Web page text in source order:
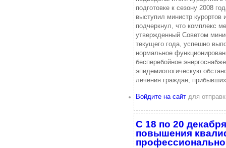
подготовке к сезону 2008
выступил министр
подчеркнул, что комплекс
утвержденный Советом
текущего года, успешно
нормальное
бесперебойное
эпидемиологическую
лечения граждан,
Войдите на сайтдля
C 18 по 20
повышения